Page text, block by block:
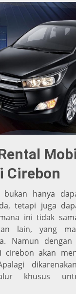
Cirebon
bukan hanya
tetapi juga
ini tidak
lain, yang
Namun dengan
akan
khusus